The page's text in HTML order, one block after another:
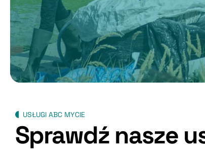
USŁUGI ABC MYCIE
Sprawdź nasze